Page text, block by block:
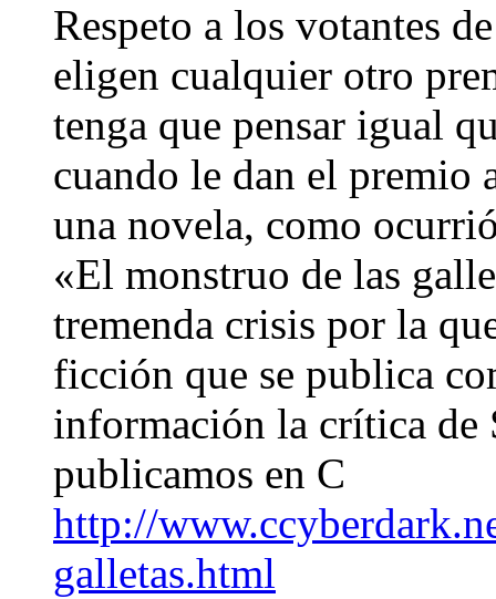
Respeto a los votantes
eligen cualquier otro
tenga que pensar igual
cuando le dan el premio
una novela, como
«El monstruo de las
tremenda crisis por la
ficción que se publica
información la crítica de
publicamos en C
http://
galletas.html